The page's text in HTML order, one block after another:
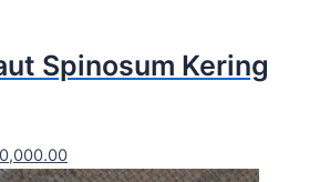
Spinosum Kering